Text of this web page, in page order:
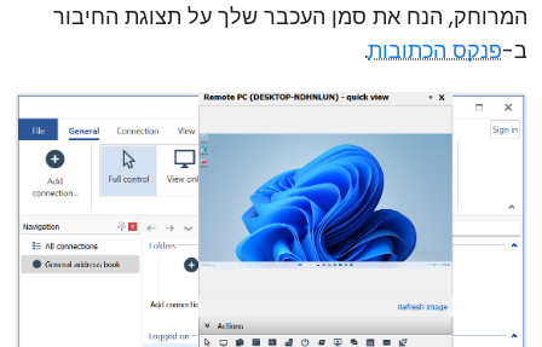
המרוחק, הנח את סמן העכבר שלך על תצוגת החיבור
ב-פנקס הכתובות.